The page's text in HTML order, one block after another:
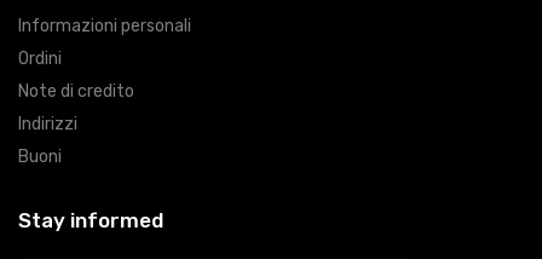
Informazioni personali
Ordini
Note di credito
Indirizzi
Buoni
Stay informed